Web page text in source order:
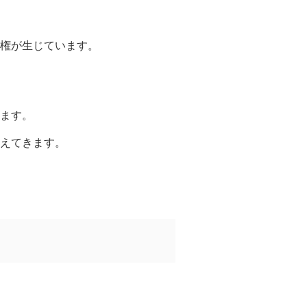
が生じています。
す。
てきます。